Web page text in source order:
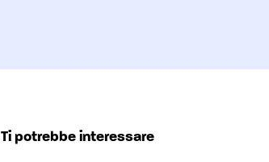
Ti potrebbe interessare